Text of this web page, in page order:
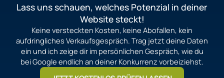
Lass uns schauen, welches Potenzial in deiner
Website steckt!
Keine versteckten Kosten, keine Abofallen, kein
aufdringliches Verkaufsgespräch. Trag jetzt deine Daten
ein und ich zeige dir im persönlichen Gespräch, wie du
bei Google endlich an deiner Konkurrenz vorbeiziehst.